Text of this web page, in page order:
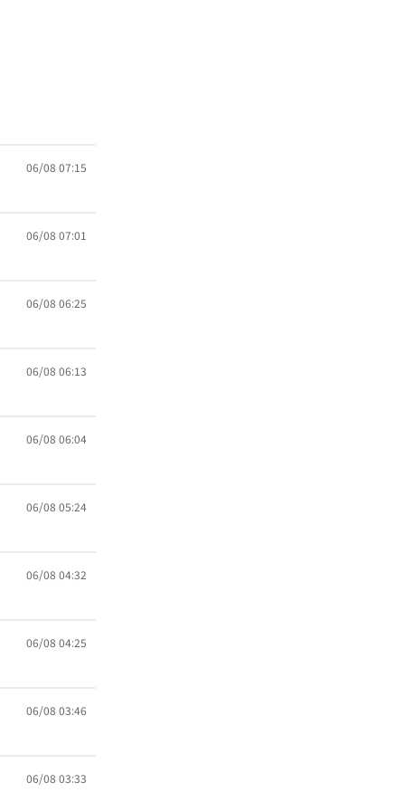
06/08 07:15
06/08 07:01
06/08 06:25
06/08 06:13
06/08 06:04
06/08 05:24
06/08 04:32
06/08 04:25
06/08 03:46
06/08 03:33